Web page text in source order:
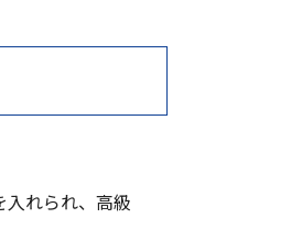
れられ、高級